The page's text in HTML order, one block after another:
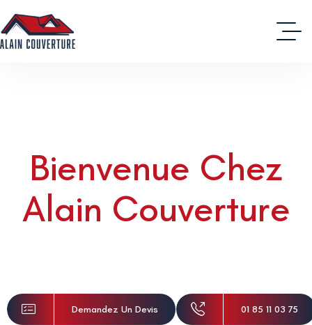
Bienvenue Chez
Alain Couverture
Demandez Un Devis 01 85 11 03 75